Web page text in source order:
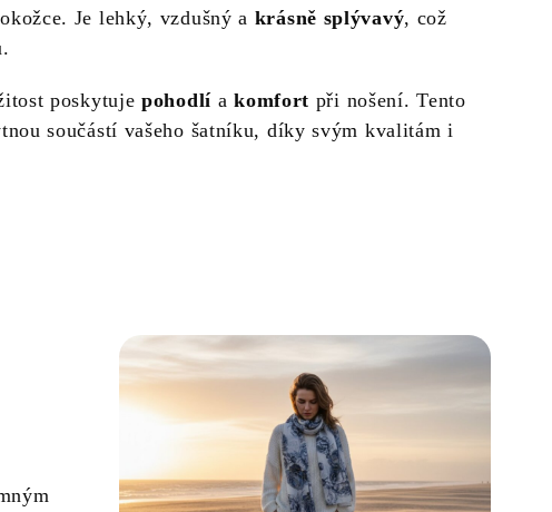
Je lehký, vzdušný a krásně splývavý, což
poskytujepohodlí akomfort při nošení. Tento
součástí vašeho šatníku, díky svým kvalitám i